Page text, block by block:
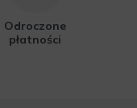
Odroczone
płatności